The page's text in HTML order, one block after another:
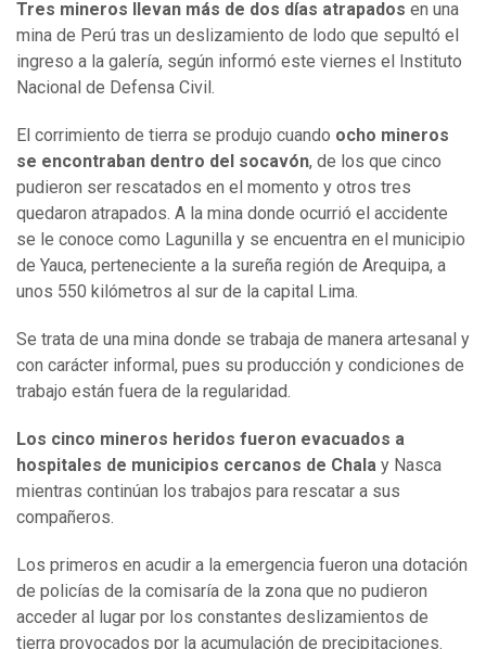
Tres mineros llevan más de dos días atrapados en una
mina de Perú tras un deslizamiento de lodo que sepultó el
ingreso a la galería, según informó este viernes el Instituto
Nacional de Defensa Civil.
El corrimiento de tierra se produjo cuando ocho mineros
se encontraban dentro del socavón, de los que cinco
pudieron ser rescatados en el momento y otros tres
quedaron atrapados. A la mina donde ocurrió el accidente
se le conoce como Lagunilla y se encuentra en el municipio
de Yauca, perteneciente a la sureña región de Arequipa, a
unos 550 kilómetros al sur de la capital Lima.
Se trata de una mina donde se trabaja de manera artesanal y
con carácter informal, pues su producción y condiciones de
trabajo están fuera de la regularidad.
Los cinco mineros heridos fueron evacuados a
hospitales de municipios cercanos de Chala y Nasca
mientras continúan los trabajos para rescatar a sus
compañeros.
Los primeros en acudir a la emergencia fueron una dotación
de policías de la comisaría de la zona que no pudieron
acceder al lugar por los constantes deslizamientos de
tierra provocados por la acumulación de precipitaciones.